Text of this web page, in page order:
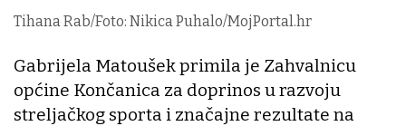
Tihana Rab/Foto: Nikica Puhalo/MojPortal.hr
Gabrijela Matoušek primila je Zahvalnicu
općine Končanica za doprinos u razvoju
streljačkog sporta i značajne rezultate na